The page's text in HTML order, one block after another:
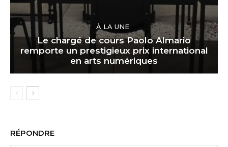
À LA UNE
Le chargé de cours Paolo Almario
remporte un prestigieux prix international
en arts numériques
RÉPONDRE